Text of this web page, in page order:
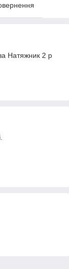
Натяжник 2 р